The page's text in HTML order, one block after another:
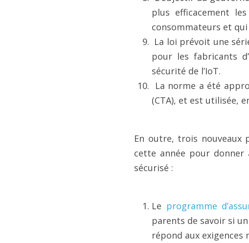
plus efficacement
consommateurs et
pour les fabricants
sécurité de l’IoT.
(CTA), et est utilisée,
En outre, trois nouveaux
cette année pour donner
sécurisé :
Le programme
parents de savoir si
répond aux exigences